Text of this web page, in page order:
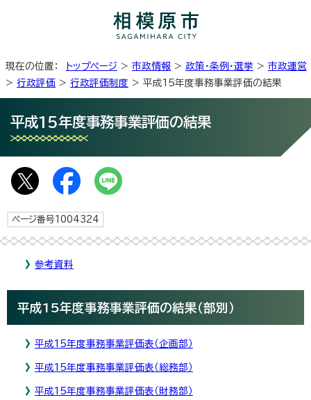
現在の位置： トップページ > 市政情報 > 政策・条例・選挙 > 市政運営
> 行政評価 > 行政評価制度 > 平成15年度事務事業評価の結果
平成15年度事務事業評価の結果
ページ番号1004324
参考資料
平成15年度事務事業評価の結果（部別）
平成15年度事務事業評価表（企画部）
平成15年度事務事業評価表（総務部）
平成15年度事務事業評価表（財務部）